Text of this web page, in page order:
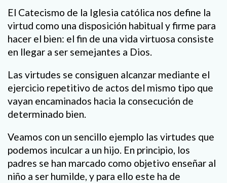
El Catecismo de la Iglesia católica nos define la
virtud como una disposición habitual y firme para
hacer el bien: el fin de una vida virtuosa consiste
en llegar a ser semejantes a Dios.
Las virtudes se consiguen alcanzar mediante el
ejercicio repetitivo de actos del mismo tipo que
vayan encaminados hacia la consecución de
determinado bien.
Veamos con un sencillo ejemplo las virtudes que
podemos inculcar a un hijo. En principio, los
padres se han marcado como objetivo enseñar al
niño a ser humilde, y para ello este ha de